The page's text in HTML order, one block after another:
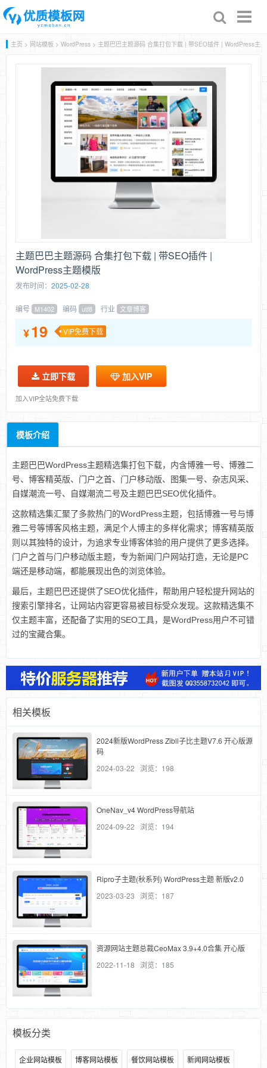
主页 > 网站模板 > WordPress > 主题巴巴主题源码 合集打包下载 | 带SEO插件 | WordPress主
主题巴巴主题源码 合集打包下载 | 带SEO插件 |
WordPress主题模版
发布时间： 2025-02-28
编号 M1402 编码 utf8 行业 文章博客
¥19 VIP免费下载
立即下载 加入VIP
加入VIP全站免费下载
模板介绍
主题巴巴WordPress主题精选集打包下载，内含博雅一号、博雅二
号、博客精英版、门户之首、门户移动版、图集一号、杂志风采、
自媒潮流一号、自媒潮流二号及主题巴巴SEO优化插件。
这款精选集汇聚了多款热门的WordPress主题，包括博雅一号与博
雅二号等博客风格主题，满足个人博主的多样化需求；博客精英版
则以其独特的设计，为追求专业博客体验的用户提供了更多选择。
门户之首与门户移动版主题，专为新闻门户网站打造，无论是PC
端还是移动端，都能展现出色的浏览体验。
最后，主题巴巴还提供了SEO优化插件，帮助用户轻松提升网站的
搜索引擎排名，让网站内容更容易被目标受众发现。这款精选集不
仅主题丰富，还配备了实用的SEO工具，是WordPress用户不可错
过的宝藏合集。
相关模板
2024新版WordPress Zibll子比主题V7.6 开心版源
码
2024-03-22 浏览：198
OneNav_v4 WordPress导航站
2024-09-22 浏览：194
Ripro子主题(秋系列) WordPress主题 新版v2.0
2023-03-23 浏览：187
资源网站主题总裁CeoMax 3.9+4.0合集 开心版
2022-11-18 浏览：185
模板分类
企业网站模板 博客网站模板 餐饮网站模板 新闻网站模板